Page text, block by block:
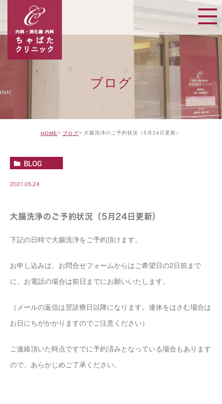
ブログ
HOME ブログ 大腸洗浄のご予約状況（5月24日更新）
BLOG
2021.05.24
大腸洗浄のご予約状況（5月24日更新）
下記の日時で大腸洗浄をご予約頂けます。
お申し込みは、お問合せフォームからはご希望日の2日前まで
に、お電話の場合は前日までにお願いいたします。
（メールの返信は翌診療日以降になります。連休をはさむ場合は
お日にちがかかりますのでご注意ください）
ご連絡頂いた時点ですでに予約済みとなっている場合もあります
ので、あらかじめご了承ください。